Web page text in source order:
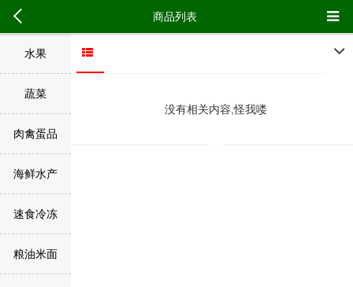
水果
蔬菜
肉禽蛋品
海鲜水产
速食冷冻
粮油米面
没有相关内容,怪我喽
商品列表